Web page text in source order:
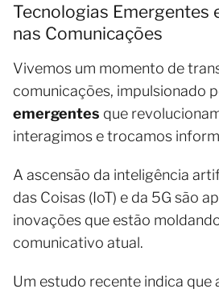
Tecnologias Emergentes
nas Comunicações
Vivemos um momento de
comunicações, impulsionado
emergentes que
interagimos e trocamos
A ascensão da inteligência
das Coisas (IoT) e da 5G são
inovações que estão
comunicativo atual.
Um estudo recente indica que